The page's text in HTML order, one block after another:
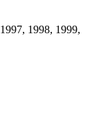
1998, 1999,